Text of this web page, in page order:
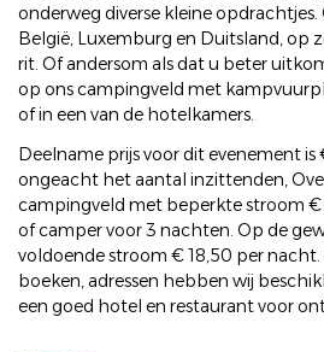
onderweg diverse kleine
België, Luxemburg en Duitsland, op
rit. Of andersom als dat u beter
op ons campingveld met
of in een van de hotelkamers.
Deelname prijs voor dit evenement
ongeacht het aantal inzittenden,
campingveld met beperkte stroom
of camper voor 3 nachten. Op de
voldoende stroom € 18,50 per
boeken, adressen hebben wij
een goed hotel en restaurant voor